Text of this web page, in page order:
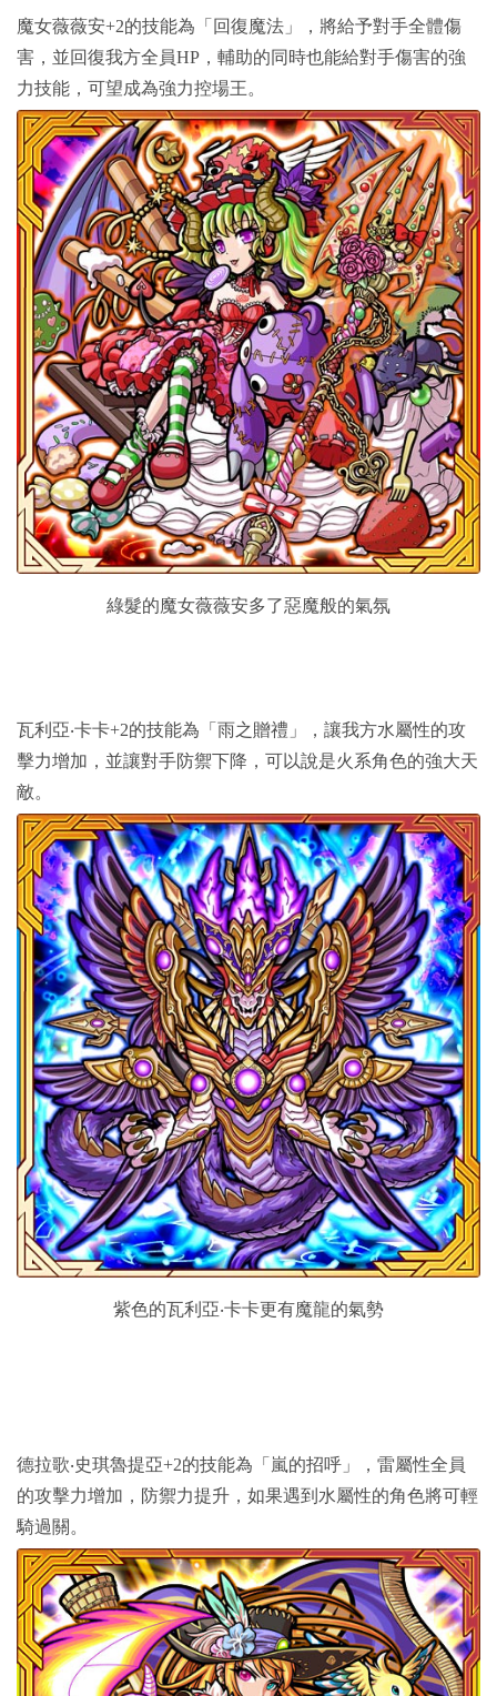
魔女薇薇安+2的技能為「回復魔法」，將給予對手全體傷
害，並回復我方全員HP，輔助的同時也能給對手傷害的強
力技能，可望成為強力控場王。
綠髮的魔女薇薇安多了惡魔般的氣氛
瓦利亞‧卡卡+2的技能為「雨之贈禮」，讓我方水屬性的攻
擊力增加，並讓對手防禦下降，可以說是火系角色的強大天
敵。
紫色的瓦利亞‧卡卡更有魔龍的氣勢
德拉歌‧史琪魯提亞+2的技能為「嵐的招呼」，雷屬性全員
的攻擊力增加，防禦力提升，如果遇到水屬性的角色將可輕
騎過關。